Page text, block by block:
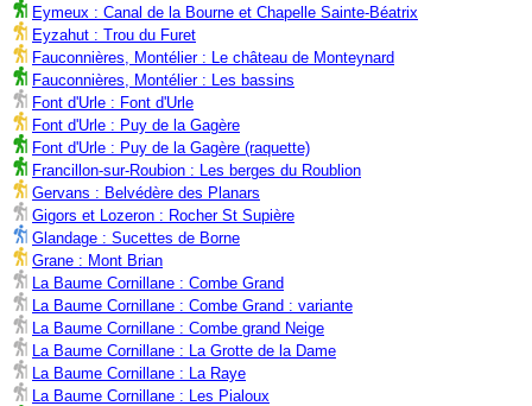
Eymeux : Canal de la Bourne et Chapelle Sainte-Béatrix
Eyzahut : Trou du Furet
Fauconnières, Montélier : Le château de Monteynard
Fauconnières, Montélier : Les bassins
Font d'Urle : Font d'Urle
Font d'Urle : Puy de la Gagère
Font d'Urle : Puy de la Gagère (raquette)
Francillon-sur-Roubion : Les berges du Roublion
Gervans : Belvédère des Planars
Gigors et Lozeron : Rocher St Supière
Glandage : Sucettes de Borne
Grane : Mont Brian
La Baume Cornillane : Combe Grand
La Baume Cornillane : Combe Grand : variante
La Baume Cornillane : Combe grand Neige
La Baume Cornillane : La Grotte de la Dame
La Baume Cornillane : La Raye
La Baume Cornillane : Les Pialoux